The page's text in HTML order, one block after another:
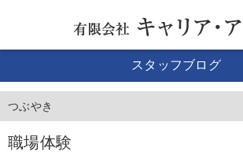
スタッフブログ
つぶやき
職場体験